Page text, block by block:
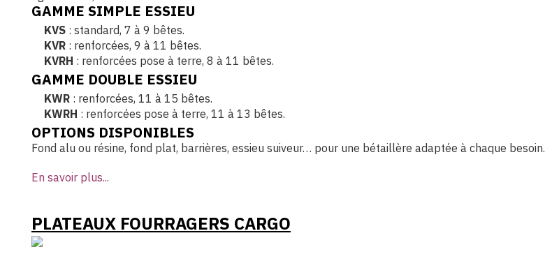
GAMME SIMPLE ESSIEU
KVS : standard, 7 à 9 bêtes.
KVR : renforcées, 9 à 11 bêtes.
KVRH : renforcées pose à terre, 8 à 11 bêtes.
GAMME DOUBLE ESSIEU
KWR : renforcées, 11 à 15 bêtes.
KWRH : renforcées pose à terre, 11 à 13 bêtes.
OPTIONS DISPONIBLES
Fond alu ou résine, fond plat, barrières, essieu suiveur… pour une bétaillère adaptée à chaque besoin.
En savoir plus...
PLATEAUX FOURRAGERS CARGO